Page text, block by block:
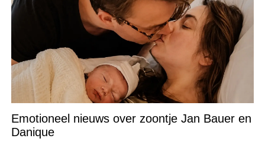
Emotioneel nieuws over zoontje Jan Bauer en
Danique